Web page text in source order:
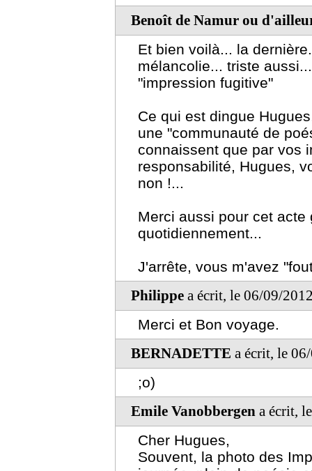
Benoît de Namur ou
Et bien voilà... la
mélancolie... triste
"impression fugitive"
Ce qui est dingue
une "communauté de
connaissent que par vos
responsabilité, Hugues,
non !...
Merci aussi pour cet
quotidiennement...
J'arrête, vous m'avez
Philippe a écrit, le 06/09/
Merci et Bon voyage.
BERNADETTE a écrit, le
;o)
Emile Vanobbergen a écrit,
Cher Hugues,
Souvent, la photo des